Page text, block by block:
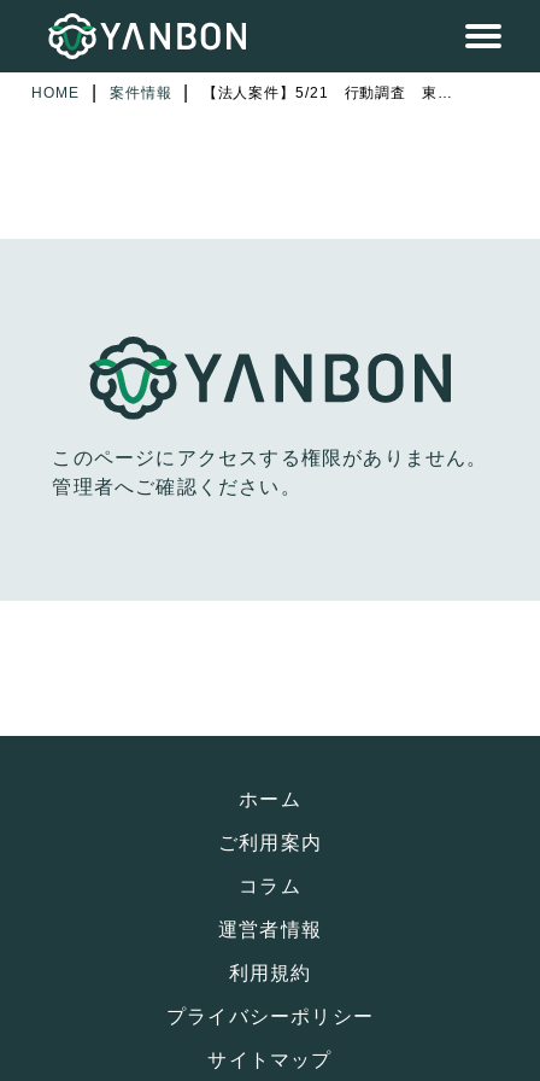
HOME 案件情報 【法人案件】5/21 行動調査 東京都荒川区 4日目
このページにアクセスする権限がありません。
管理者へご確認ください。
ホーム
ご利用案内
コラム
運営者情報
利用規約
プライバシーポリシー
サイトマップ